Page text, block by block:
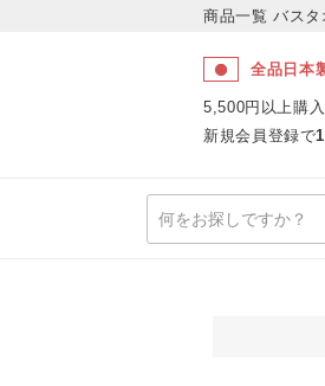
商品一覧バス
全品日本
5,500円以上購
新規会員登録で